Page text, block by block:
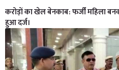
करोड़ों का खेल बेनकाब: फर्जी महिला
हुआ दर्ज।